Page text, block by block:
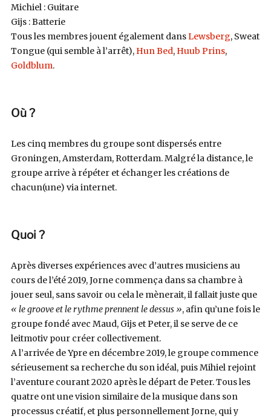
Michiel : Guitare
Gijs : Batterie
Tous les membres jouent également dansLewsberg, Sweat
Tongue (qui semble à l’arrêt), Hun Bed, Huub Prins,
Goldblum.
Où ?
Les cinq membres du groupe sont dispersés entre
Groningen, Amsterdam, Rotterdam. Malgré la distance, le
groupe arrive à répéter et échanger les créations de
chacun(une) via internet.
Quoi ?
Après diverses expériences avec d’autres musiciens au
cours de l’été 2019, Jorne commença dans sa chambre à
jouer seul, sans savoir ou cela le mènerait, il fallait juste que
« le groove et le rythme prennent le dessus », afin qu’une fois le
groupe fondé avec Maud, Gijs et Peter, il se serve de ce
leitmotiv pour créer collectivement.
A l’arrivée de Ypre en décembre 2019, le groupe commence
sérieusement sa recherche du son idéal, puis Mihiel rejoint
l’aventure courant 2020 après le départ de Peter. Tous les
quatre ont une vision similaire de la musique dans son
processus créatif, et plus personnellement Jorne, qui y